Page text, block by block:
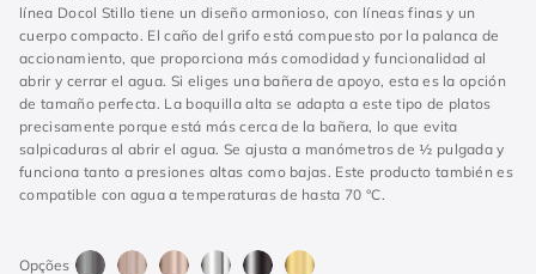
línea Docol Stillo tiene un diseño armonioso, con líneas finas y un
cuerpo compacto. El caño del grifo está compuesto por la palanca de
accionamiento, que proporciona más comodidad y funcionalidad al
abrir y cerrar el agua. Si eliges una bañera de apoyo, esta es la opción
de tamaño perfecta. La boquilla alta se adapta a este tipo de platos
precisamente porque está más cerca de la bañera, lo que evita
salpicaduras al abrir el agua. Se ajusta a manómetros de ½ pulgada y
funciona tanto a presiones altas como bajas. Este producto también es
compatible con agua a temperaturas de hasta 70 °C.